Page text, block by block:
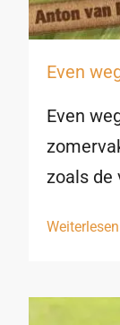
Even
Even
zoals de
Weiterlesen